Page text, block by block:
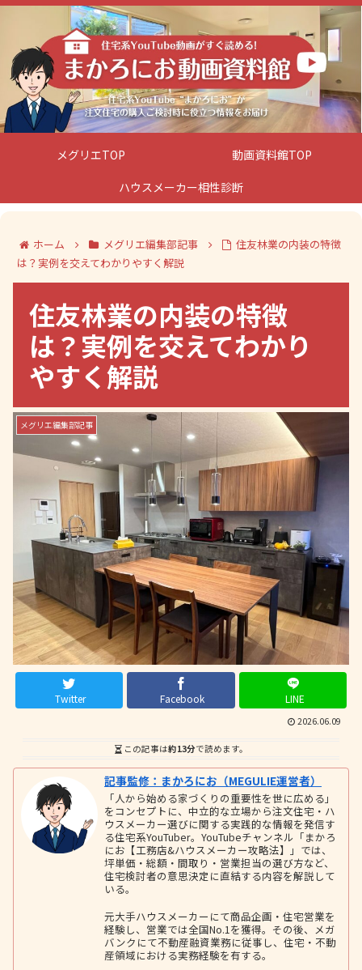
メグリエTOP
動画資料館TOP
ハウスメーカー相性診断
ホーム メグリエ編集部記事
住友林業の内装の特徴
は？実例を交えてわかりやすく解説
住友林業の内装の特徴
は？実例を交えてわかり
やすく解説
メグリエ編集部記事
Twitter Facebook LINE
2026.06.09
この記事は約13分で読めます。
記事監修：まかろにお（MEGULIE運営者）
「人から始める家づくりの重要性を世に広める」
をコンセプトに、中立的な立場から注文住宅・ハ
ウスメーカー選びに関する実践的な情報を発信す
る住宅系YouTuber。YouTubeチャンネル「まかろ
にお【工務店&ハウスメーカー攻略法】」では、
坪単価・総額・間取り・営業担当の選び方など、
住宅検討者の意思決定に直結する内容を解説して
いる。
元大手ハウスメーカーにて商品企画・住宅営業を
経験し、営業では全国No.1を獲得。その後、メガ
バンクにて不動産融資業務に従事し、住宅・不動
産領域における実務経験を有する。